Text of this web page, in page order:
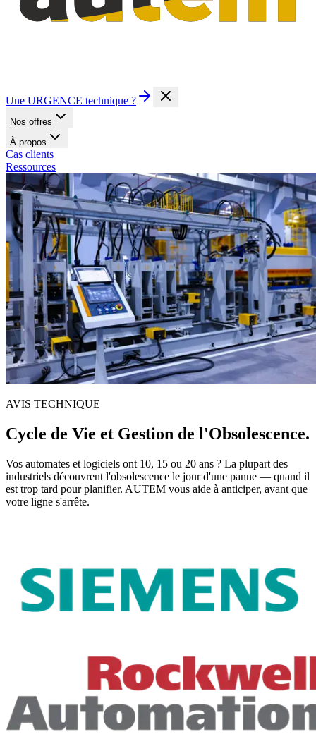
Une URGENCE technique ?
Nos offres
À propos
Cas clients
Ressources
AVIS TECHNIQUE
Cycle de Vie et Gestion de l'Obsolescence.
Vos automates et logiciels ont 10, 15 ou 20 ans ? La plupart des
industriels découvrent l'obsolescence le jour d'une panne — quand il
est trop tard pour planifier. AUTEM vous aide à anticiper, avant que
votre ligne s'arrête.